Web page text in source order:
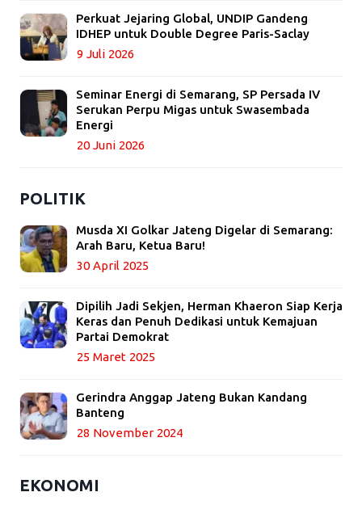
Perkuat Jejaring Global, UNDIP Gandeng
IDHEP untuk Double Degree Paris-Saclay
9 Juli 2026
Seminar Energi di Semarang, SP Persada IV
Serukan Perpu Migas untuk Swasembada
Energi
20 Juni 2026
POLITIK
Musda XI Golkar Jateng Digelar di Semarang:
Arah Baru, Ketua Baru!
30 April 2025
Dipilih Jadi Sekjen, Herman Khaeron Siap Kerja
Keras dan Penuh Dedikasi untuk Kemajuan
Partai Demokrat
25 Maret 2025
Gerindra Anggap Jateng Bukan Kandang
Banteng
28 November 2024
EKONOMI